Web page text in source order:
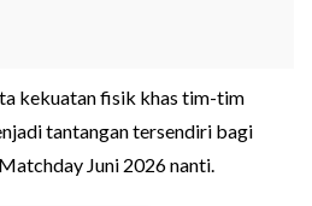
kekuatan fisik khas tim-tim
tantangan tersendiri bagi
Juni 2026 nanti.